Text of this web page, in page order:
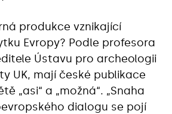
produkce vznikající
Evropy? Podle profesora
Ústavu pro archeologii
UK, mají české publikace
„asi“ a „možná“. „Snaha
dialogu se pojí